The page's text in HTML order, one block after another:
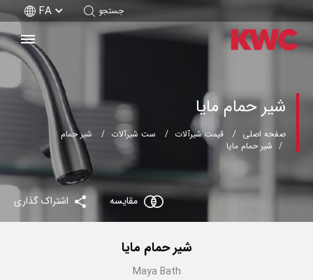
جستجو FA
شیر حمام مایا
صفحه اصلی قیمت شیرآلات ست شیرآلات
شیر حمام
شیر حمام مایا
مقایسه اشتراک گذاری
شیر حمام مایا
Maya Bath